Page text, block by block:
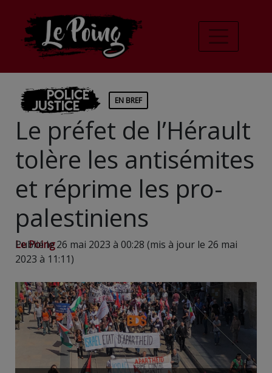
Police
Justice EN BREF
Le préfet de l’Hérault
tolère les antisémites
et réprime les pro-
palestiniens
Le Poing
Publié le 26 mai 2023 à 00:28 (mis à jour le 26 mai
2023 à 11:11)